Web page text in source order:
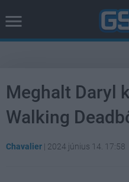
Meghalt Daryl
Walking
Chavalier | 2024 június 14. 17:58